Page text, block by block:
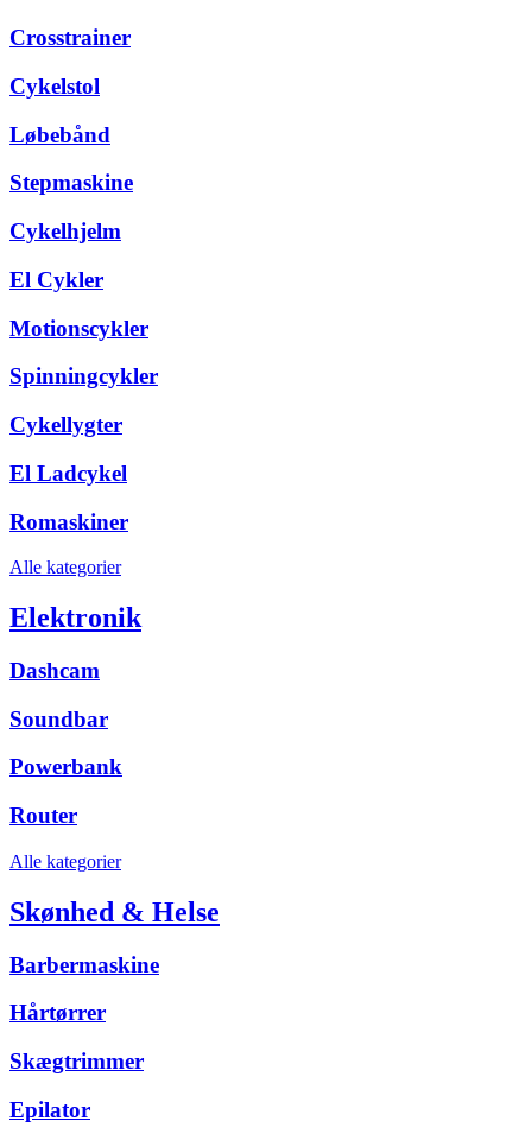
Crosstrainer
Cykelstol
Løbebånd
Stepmaskine
Cykelhjelm
El Cykler
Motionscykler
Spinningcykler
Cykellygter
El Ladcykel
Romaskiner
Alle kategorier
Elektronik
Dashcam
Soundbar
Powerbank
Router
Alle kategorier
Skønhed & Helse
Barbermaskine
Hårtørrer
Skægtrimmer
Epilator